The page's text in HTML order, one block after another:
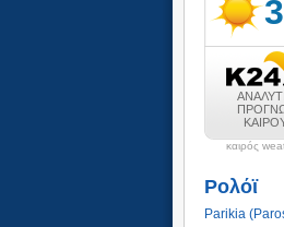
καιρός
Ρολόϊ
Parikia